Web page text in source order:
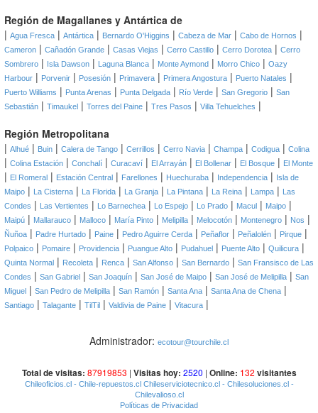
Región de Magallanes y Antártica de
| Agua Fresca | Antártica | Bernardo O'Higgins | Cabeza de Mar | Cabo de Hornos |
Cameron | Cañadón Grande | Casas Viejas | Cerro Castillo | Cerro Dorotea | Cerro
Sombrero | Isla Dawson | Laguna Blanca | Monte Aymond | Morro Chico | Oazy
Harbour | Porvenir | Posesión | Primavera | Primera Angostura | Puerto Natales |
Puerto Williams | Punta Arenas | Punta Delgada | Río Verde | San Gregorio | San
Sebastián | Timaukel | Torres del Paine | Tres Pasos | Villa Tehuelches |
Región Metropolitana
| Alhué | Buin | Calera de Tango | Cerrillos | Cerro Navia | Champa | Codigua | Colina
| Colina Estación | Conchalí | Curacaví | El Arrayán | El Bollenar | El Bosque | El Monte
| El Romeral | Estación Central | Farellones | Huechuraba | Independencia |
Isla de
Maipo | La Cisterna | La Florida | La Granja | La Pintana | La Reina | Lampa |
Las
Condes | Las Vertientes | Lo Barnechea | Lo Espejo | Lo Prado | Macul | Maipo |
Maipú | Mallarauco | Malloco | María Pinto | Melipilla | Melocotón | Montenegro | Nos |
Ñuñoa | Padre Hurtado | Paine | Pedro Aguirre Cerda | Peñaflor | Peñalolén | Pirque |
Polpaico | Pomaire | Providencia | Puangue Alto | Pudahuel | Puente Alto | Quilicura |
Quinta Normal | Recoleta | Renca | San Alfonso | San Bernardo | San Fransisco de Las
Condes | San Gabriel | San Joaquín | San José de Maipo | San José de Melipilla | San
Miguel | San Pedro de Melipilla | San Ramón | Santa Ana | Santa Ana de Chena |
Santiago | Talagante | TilTil | Valdivia de Paine | Vitacura |
Administrador: ecotour@tourchile.cl
Total de visitas: 87919853 | Visitas hoy: 2520 | Online: 132 visitantes
Chileoficios.cl - Chile-repuestos.cl Chileserviciotecnico.cl - Chilesoluciones.cl -
Chilevalioso.cl
Políticas de Privacidad